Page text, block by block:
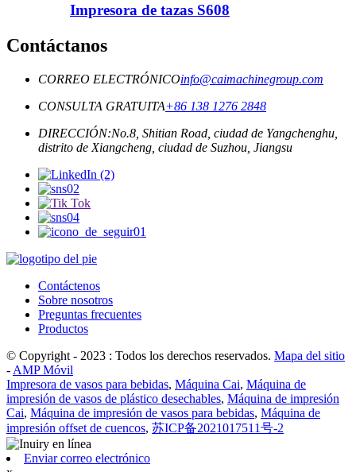
Impresora de tazas S608
Contáctanos
CORREO ELECTRÓNICOinfo@caimachinegroup.com
CONSULTA GRATUITA+86 138 1276 2848
DIRECCIÓN:No.8, Shitian Road, ciudad de Yangchenghu,
distrito de Xiangcheng, ciudad de Suzhou, Jiangsu
Contáctenos
Sobre nosotros
Preguntas frecuentes
Productos
© Copyright - 2023 : Todos los derechos reservados. Mapa del sitio
- AMP Móvil
Impresora de vasos para bebidas, Máquina Cai, Máquina de
impresión de vasos de plástico desechables, Máquina de impresión
Cai, Máquina de impresión de vasos para bebidas, Máquina de
impresión offset de cuencos, 苏ICP备2021017511号-2
Enviar correo electrónico